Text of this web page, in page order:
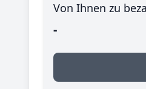
Von Ihnen zu
-